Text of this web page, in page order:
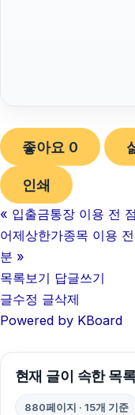
좋아요 0
인쇄
« 입출금통장 이용 전
어제상한가종목 이용
분 »
목록보기 답글쓰기
글수정 글삭제
Powered by KBoard
현재 글이 속한 목
880페이지 · 15개 기준